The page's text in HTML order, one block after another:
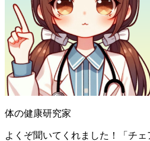
体の健康研究家
よくぞ聞いてくれました！「チ